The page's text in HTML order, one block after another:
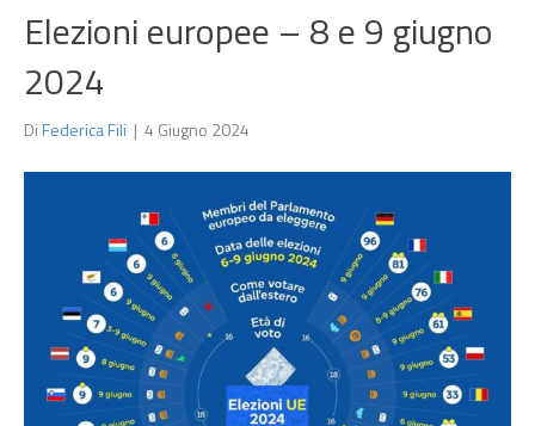
Elezioni europee – 8 e 9 giugno
2024
DiFederica Fili | 4 Giugno 2024